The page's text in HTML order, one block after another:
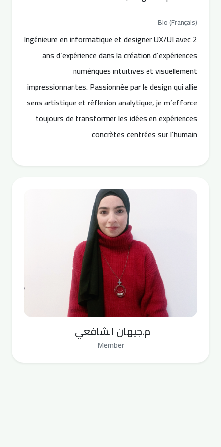
Bio (Français)
Ingénieure en informatique et designer UX/UI avec 2
ans d’expérience dans la création d’expériences
numériques intuitives et visuellement
impressionnantes. Passionnée par le design qui allie
sens artistique et réflexion analytique, je m’efforce
toujours de transformer les idées en expériences
concrètes centrées sur l’humain
م.جيهان الشافعي
Member